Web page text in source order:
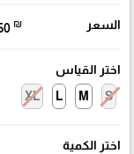
السعر ₪
اختر القياس
S
M
L
XL
اختر الكمية